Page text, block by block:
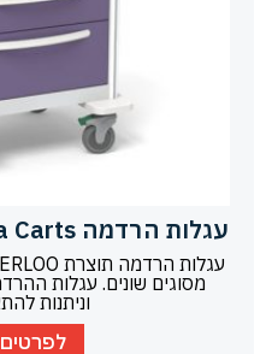
עגלות הרדמה Waterloo Anesthesia Carts
מסוגים שונים. עגלות
וניתנות